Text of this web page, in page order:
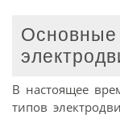
Основные
В настоящее
типов